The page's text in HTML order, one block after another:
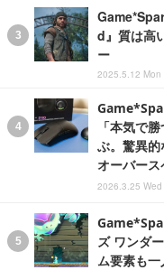
d』質は高
ー
2025.5.12 Mon
「本気で
ぶ。驚異
オーバー
2026.3.25 Wed
ズ ワンダ
ム要素も